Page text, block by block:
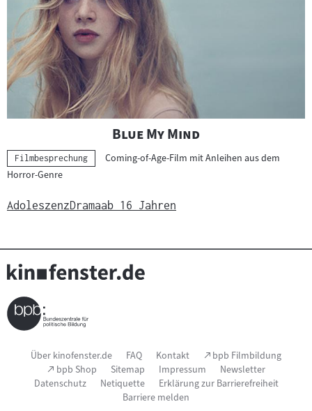
"
Blue My Mind"
Kategorie:
Filmbesprechung
Coming-of-Age-Film mit Anleihen aus dem
Horror-Genre
AdoleszenzDramaab 16 Jahren
Seitenfußnavigation
Über kinofenster.de FAQ Kontakt (Link
öffnet
im
neuen
bpb Filmbildung
(Link
öffnet
im
bpb Shop Sitemap Impressum
Newsletter
Datenschutz
Netiquette
Erklärung zur Barrierefreiheit
Barriere melden